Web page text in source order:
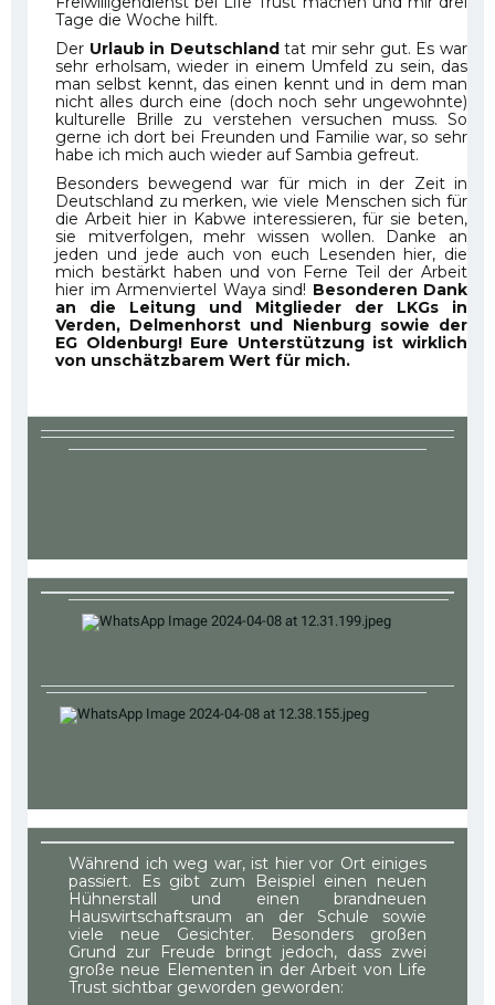
Tage die Woche hilft.
Der Urlaub in Deutschlandtat mir sehr gut. Es war
sehr erholsam, wieder in einem Umfeld zu sein, das
man selbst kennt, das einen kennt und in dem man
nicht alles durch eine (doch noch sehr ungewohnte)
kulturelle Brille zu verstehen versuchen muss. So
gerne ich dort bei Freunden und Familie war, so sehr
habe ich mich auch wieder auf Sambia gefreut.
Besonders bewegend war für mich in der Zeit in
Deutschland zu merken, wie viele Menschen sich für
die Arbeit hier in Kabwe interessieren, für sie beten,
sie mitverfolgen, mehr wissen wollen. Danke an
jeden und jede auch von euch Lesenden hier, die
mich bestärkt haben und von Ferne Teil der Arbeit
hier im Armenviertel Waya sind! Besonderen Dank
an die Leitung und Mitglieder der LKGs in
Verden, Delmenhorst und Nienburg sowie der
EG Oldenburg! Eure Unterstützung ist wirklich
von unschätzbarem Wert für mich.
Während ich weg war, ist hier vor Ort einiges
passiert. Es gibt zum Beispiel einen neuen
Hühnerstall und einen brandneuen
Hauswirtschaftsraum an der Schule sowie
viele neue Gesichter. Besonders großen
Grund zur Freude bringt jedoch, dass zwei
große neue Elementen in der Arbeit von Life
Trust sichtbar geworden geworden: